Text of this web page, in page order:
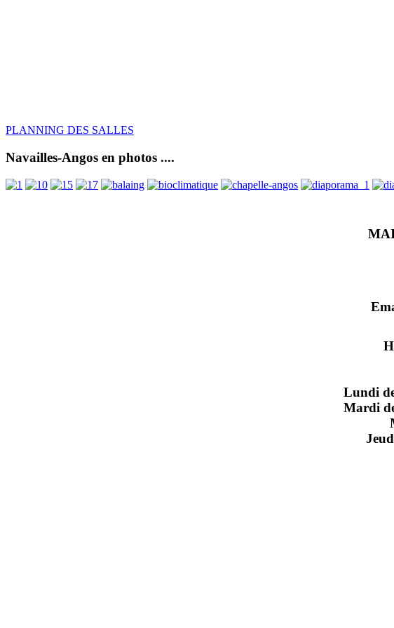
PLANNING DES SALLES
Navailles-Angos en photos ....
Lundi
Mardi